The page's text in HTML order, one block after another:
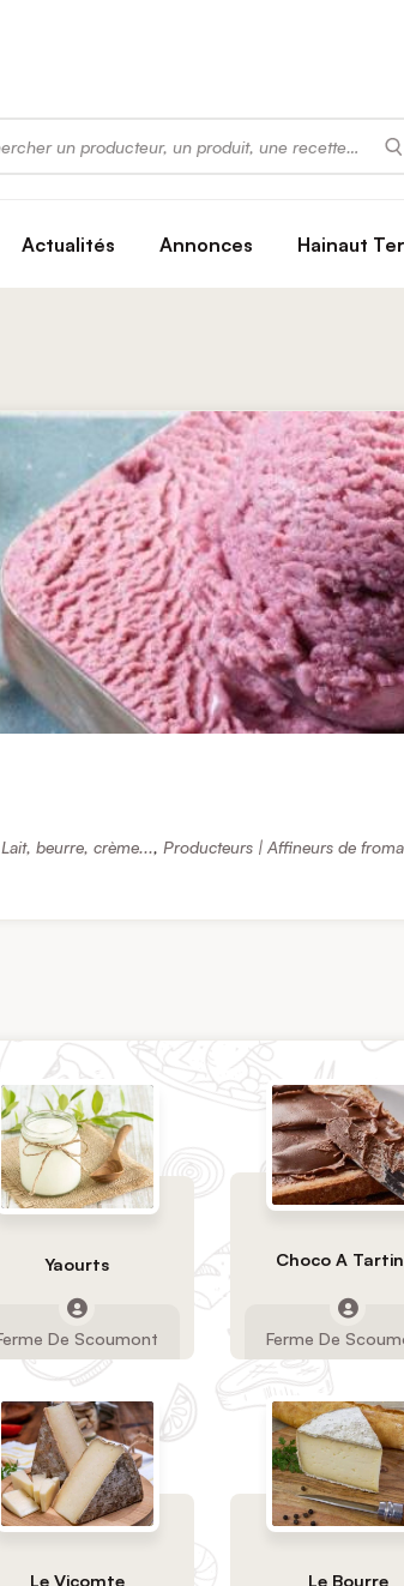
Actualités Annonces Hainaut
beurre, crème..., Producteurs | Affineurs de
Yaourts
De Scoumont
Choco A
Ferme De
Le Vicomte Le Bourre